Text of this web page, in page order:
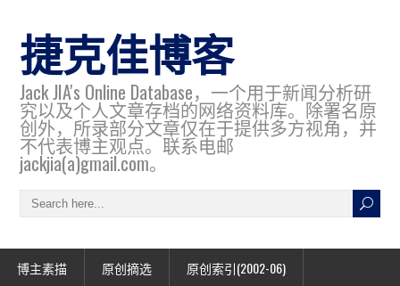
捷克佳博客
Jack JIA's Online Database，一个用于新闻分析研
究以及个人文章存档的网络资料库。除署名原
创外，所录部分文章仅在于提供多方视角，并
不代表博主观点。联系电邮
jackjia(a)gmail.com。
博主素描 原创摘选 原创索引(2002-06)